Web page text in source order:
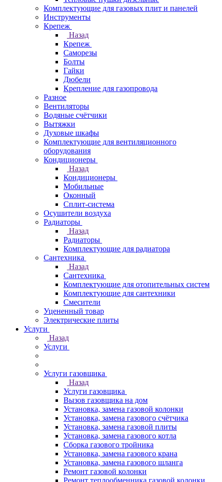
Комплектующие для газовых плит и панелей
Инструменты
Крепеж
Назад
Крепеж
Саморезы
Болты
Гайки
Дюбели
Крепление для газопровода
Разное
Вентиляторы
Водяные счётчики
Вытяжки
Духовые шкафы
Комплектующие для вентиляционного
оборудования
Кондиционеры
Назад
Кондиционеры
Мобильные
Оконный
Сплит-система
Осушители воздуха
Радиаторы
Назад
Радиаторы
Комплектующие для радиатора
Сантехника
Назад
Сантехника
Комплектующие для отопительных систем
Комплектующие для сантехники
Смесители
Уцененный товар
Электрические плиты
Услуги
Назад
Услуги
Услуги газовщика
Назад
Услуги газовщика
Вызов газовщика на дом
Установка, замена газовой колонки
Установка, замена газового счётчика
Установка, замена газовой плиты
Установка, замена газового котла
Сборка газового тройника
Установка, замена газового крана
Установка, замена газового шланга
Ремонт газовой колонки
Ремонт теплообменника газовой колонки